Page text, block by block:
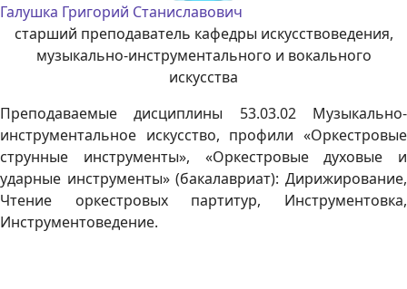
Галушка Григорий Станиславович
старший преподаватель кафедры искусствоведения,
музыкально-инструментального и вокального
искусства
Преподаваемые дисциплины 53.03.02 Музыкально-
инструментальное искусство, профили «Оркестровые
струнные инструменты», «Оркестровые духовые и
ударные инструменты» (бакалавриат): Дирижирование,
Чтение оркестровых партитур, Инструментовка,
Инструментоведение.